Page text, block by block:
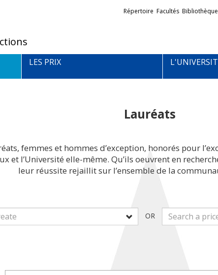
Liens
externes
Répertoire Facultés
LES PRIX
Lauréats
femmes et hommes d’exception, honorés pour
et l’Université elle-même. Qu’ils oeuvrent en
leur réussite rejaillit sur l’ensemble de la
OR